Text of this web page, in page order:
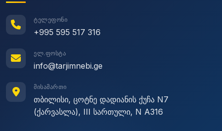
ᲢᲔᲚᲔᲤᲝᲜᲘ
+995 595 517 316
ᲔᲚ.ᲤᲝᲡᲢᲐ
info@tarjimnebi.ge
ᲛᲘᲡᲐᲛᲐᲠᲗᲘ
თბილისი, ცოტნე დადიანის ქუჩა N7
(ქარვასლა), III სართული, N A316